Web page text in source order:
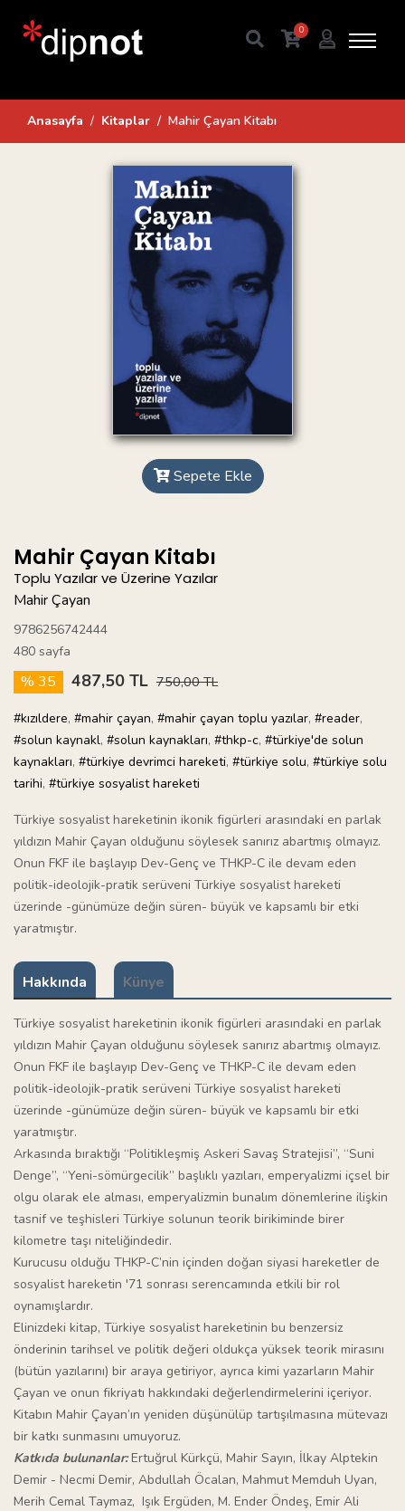
0
Anasayfa Kitaplar Mahir Çayan Kitabı
Sepete Ekle
Mahir Çayan Kitabı
Toplu Yazılar ve Üzerine Yazılar
Mahir Çayan
9786256742444
480 sayfa
% 35 487,50 TL 750,00 TL
#kızıldere, #mahir çayan, #mahir çayan toplu yazılar, #reader,
#solun kaynakl, #solun kaynakları, #thkp-c, #türkiye'de solun
kaynakları, #türkiye devrimci hareketi, #türkiye solu, #türkiye solu
tarihi, #türkiye sosyalist hareketi
Türkiye sosyalist hareketinin ikonik figürleri arasındaki en parlak
yıldızın Mahir Çayan olduğunu söylesek sanırız abartmış olmayız.
Onun FKF ile başlayıp Dev-Genç ve THKP-C ile devam eden
politik-ideolojik-pratik serüveni Türkiye sosyalist hareketi
üzerinde -günümüze değin süren- büyük ve kapsamlı bir etki
yaratmıştır.
Hakkında Künye
Türkiye sosyalist hareketinin ikonik figürleri arasındaki en parlak
yıldızın Mahir Çayan olduğunu söylesek sanırız abartmış olmayız.
Onun FKF ile başlayıp Dev-Genç ve THKP-C ile devam eden
politik-ideolojik-pratik serüveni Türkiye sosyalist hareketi
üzerinde -günümüze değin süren- büyük ve kapsamlı bir etki
yaratmıştır.
Arkasında bıraktığı “Politikleşmiş Askeri Savaş Stratejisi”, “Suni
Denge”, “Yeni-sömürgecilik” başlıklı yazıları, emperyalizmi içsel bir
olgu olarak ele alması, emperyalizmin bunalım dönemlerine ilişkin
tasnif ve teşhisleri Türkiye solunun teorik birikiminde birer
kilometre taşı niteliğindedir.
Kurucusu olduğu THKP-C’nin içinden doğan siyasi hareketler de
sosyalist hareketin '71 sonrası serencamında etkili bir rol
oynamışlardır.
Elinizdeki kitap, Türkiye sosyalist hareketinin bu benzersiz
önderinin tarihsel ve politik değeri oldukça yüksek teorik mirasını
(bütün yazılarını) bir araya getiriyor, ayrıca kimi yazarların Mahir
Çayan ve onun fikriyatı hakkındaki değerlendirmelerini içeriyor.
Kitabın Mahir Çayan’ın yeniden düşünülüp tartışılmasına mütevazı
bir katkı sunmasını umuyoruz.
Katkıda bulunanlar: Ertuğrul Kürkçü, Mahir Sayın, İlkay Alptekin
Demir - Necmi Demir, Abdullah Öcalan, Mahmut Memduh Uyan,
Merih Cemal Taymaz, Işık Ergüden, M. Ender Öndeş, Emir Ali